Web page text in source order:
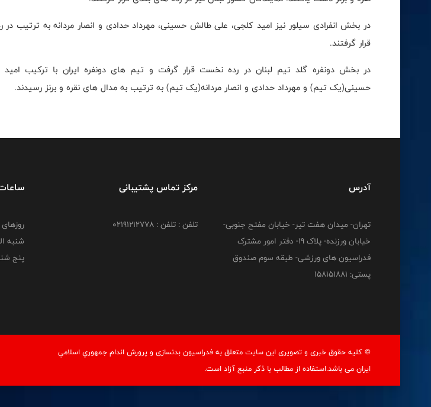
در بخش انفرادی سیلور نیز امید کلجی، علی طالش حسینی، مهرداد حدادی و انصار مردانه به ترتیب در
قرار گرفتند.
در بخش دونفره گلد تیم لبنان در رده نخست قرار گرفت و تیم های دونفره ایران با ترکیب
حسینی(یک تیم) و مهرداد حدادی و انصار مردانه(یک تیم) به ترتیب به مدال های نقره و برنز رسیدند.
آدرس
تهران- میدان هفت تیر- خیابان مفتح جنوبی-
خیابان ورزنده- پلاک 19- دفتر امور مشترک
فدراسیون های ورزشی- طبقه سوم صندوق
پستی: 158151881
مرکز تماس پشتیبانی
تلفن : تلفن : 02191212778
شنبه الي
پنج
© کليه حقوق خبری و تصويری اين سايت متعلق به فدراسيون بدنسازی و پرورش اندام جمهوري اسلامي
ايران می باشد.استفاده از مطالب با ذكر منبع آزاد است.